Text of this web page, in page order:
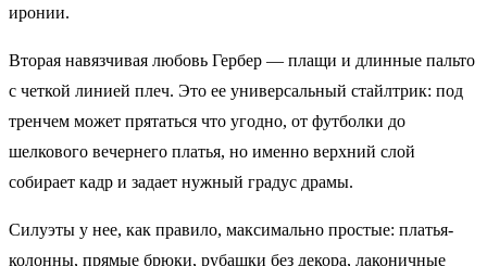
иронии.
Вторая навязчивая любовь Гербер — плащи и длинные пальто
с четкой линией плеч. Это ее универсальный стайлтрик: под
тренчем может прятаться что угодно, от футболки до
шелкового вечернего платья, но именно верхний слой
собирает кадр и задает нужный градус драмы.
Силуэты у нее, как правило, максимально простые: платья-
колонны, прямые брюки, рубашки без декора, лаконичные